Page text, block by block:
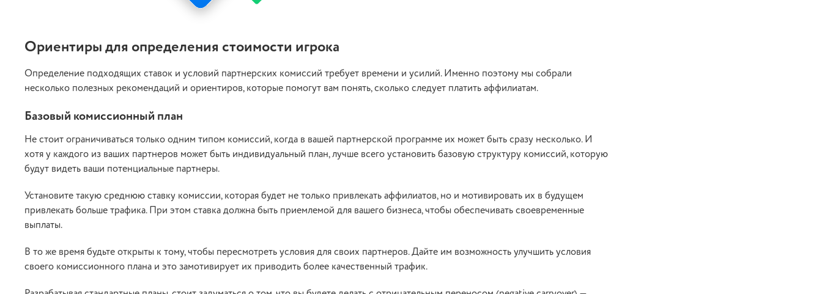
Ориентиры для определения стоимости игрока
Определение подходящих ставок и условий партнерских комиссий требует времени и усилий. Именно поэтому мы собрали
несколько полезных рекомендаций и ориентиров, которые помогут вам понять, сколько следует платить аффилиатам.
Базовый комиссионный план
Не стоит ограничиваться только одним типом комиссий, когда в вашей партнерской программе их может быть сразу несколько. И
хотя у каждого из ваших партнеров может быть индивидуальный план, лучше всего установить базовую структуру комиссий, которую
будут видеть ваши потенциальные партнеры.
Установите такую среднюю ставку комиссии, которая будет не только привлекать аффилиатов, но и мотивировать их в будущем
привлекать больше трафика. При этом ставка должна быть приемлемой для вашего бизнеса, чтобы обеспечивать своевременные
выплаты.
В то же время будьте открыты к тому, чтобы пересмотреть условия для своих партнеров. Дайте им возможность улучшить условия
своего комиссионного плана и это замотивирует их приводить более качественный трафик.